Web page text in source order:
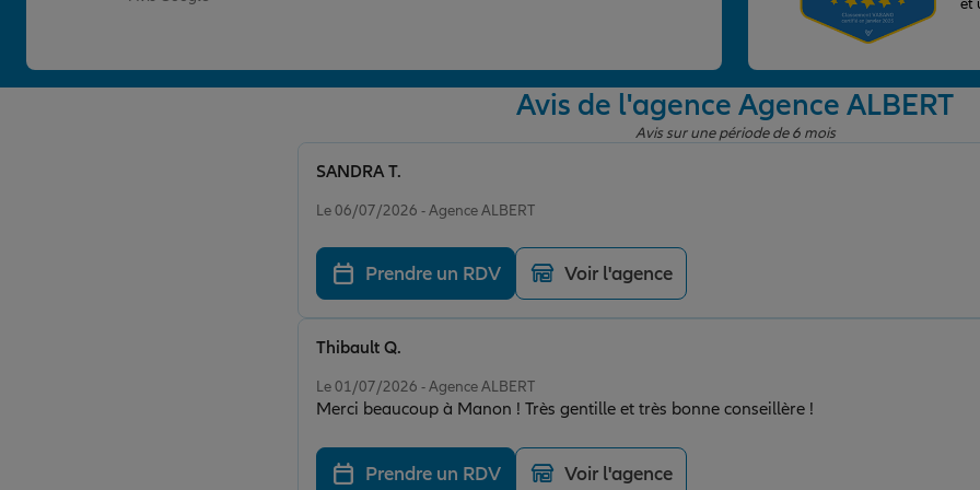
Avis de l'agence Agence ALBERT
Avis sur une période de 6 mois
Le 06/07/2026 - Agence ALBERT
SANDRA T.
Prendre un RDV Voir l'agence
Le 01/07/2026 - Agence ALBERT
Merci beaucoup à Manon ! Très gentille et très bonne conseillère !
Thibault Q.
Prendre un RDV Voir l'agence